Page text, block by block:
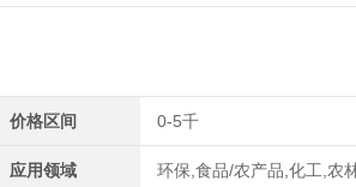
价格区间 0-5千
应用领域 环保,食品/农产品,化工,农